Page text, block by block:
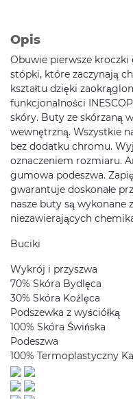
Opis
Obuwie pierwsze kroczki
stópki, które zaczynają
kształtu dzięki
funkcjonalności
skóry. Buty ze skórzaną
wewnętrzną. Wszystkie
bez dodatku chromu.
oznaczeniem rozmiaru.
gumowa podeszwa.
gwarantuje doskonałe
nasze buty są wykonane
niezawierających
Buciki
Wykrój i przyszwa
70% Skóra Bydlęca
30% Skóra Koźlęca
Podszewka z wyściółką
100% Skóra Świńska
Podeszwa
100% Termoplastyczny